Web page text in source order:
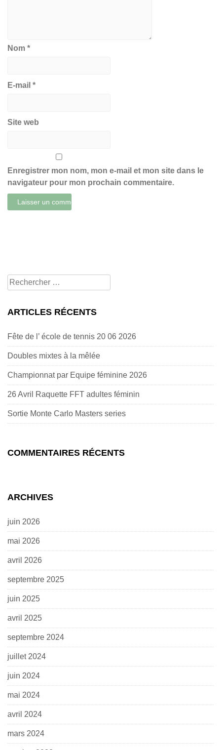
Nom *
E-mail *
Site web
Enregistrer mon nom, mon e-mail et mon site dans le
navigateur pour mon prochain commentaire.
Rechercher
pour:
ARTICLES RÉCENTS
Fête de l’ école de tennis 20 06 2026
Doubles mixtes à la mêlée
Championnat par Equipe féminine 2026
26 Avril Raquette FFT adultes féminin
Sortie Monte Carlo Masters series
COMMENTAIRES RÉCENTS
ARCHIVES
juin 2026
mai 2026
avril 2026
septembre 2025
juin 2025
avril 2025
septembre 2024
juillet 2024
juin 2024
mai 2024
avril 2024
mars 2024